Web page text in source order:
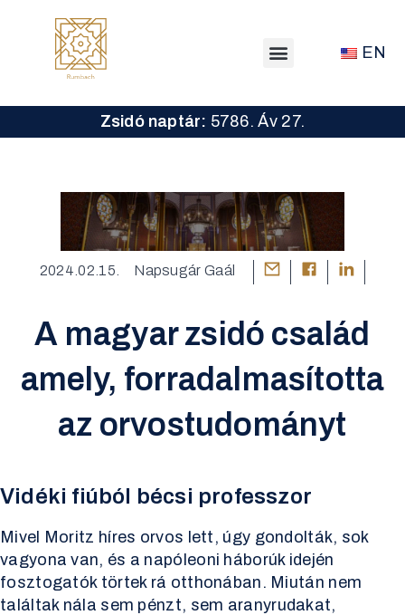
EN
Zsidó naptár: 5786. Áv 27.
2024.02.15. Napsugár Gaál
A magyar zsidó család
amely, forradalmasította
az orvostudományt
Vidéki fiúból bécsi professzor
Mivel Moritz híres orvos lett, úgy gondolták, sok
vagyona van, és a napóleoni háborúk idején
fosztogatók törtek rá otthonában. Miután nem
találtak nála sem pénzt, sem aranyrudakat,